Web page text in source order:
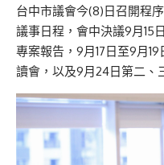
台中市議會今(8)日召開程
議事日程，會中決議9月15
專案報告，9月17日至9月
讀會，以及9月24日第二、